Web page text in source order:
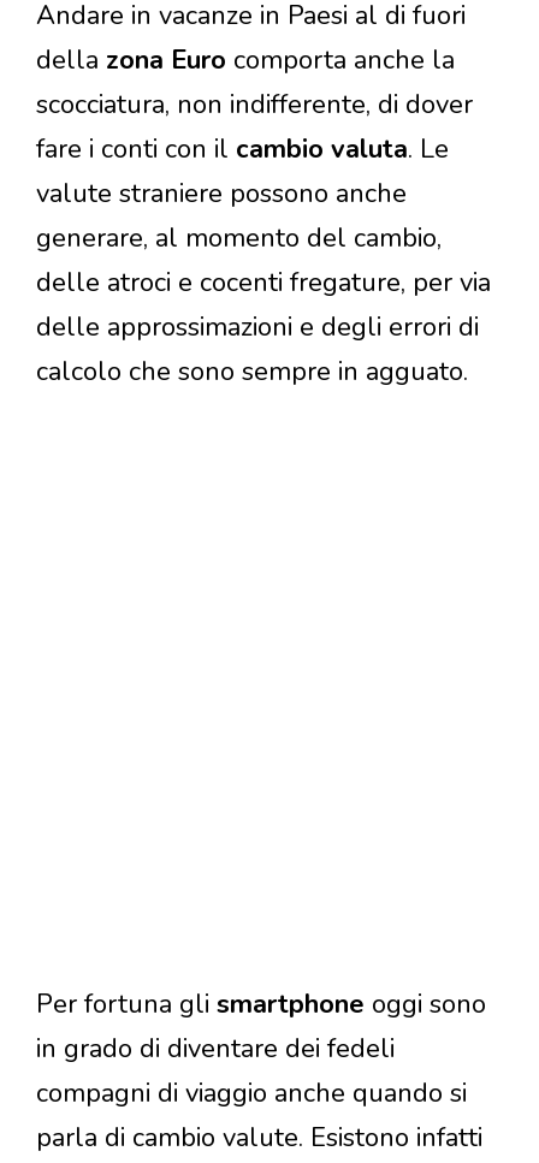
Andare in vacanze in Paesi al di fuori
della zona Euro comporta anche la
scocciatura, non indifferente, di dover
fare i conti con il cambio valuta. Le
valute straniere possono anche
generare, al momento del cambio,
delle atroci e cocenti fregature, per via
delle approssimazioni e degli errori di
calcolo che sono sempre in agguato.
Per fortuna gli smartphone oggi sono
in grado di diventare dei fedeli
compagni di viaggio anche quando si
parla di cambio valute. Esistono infatti